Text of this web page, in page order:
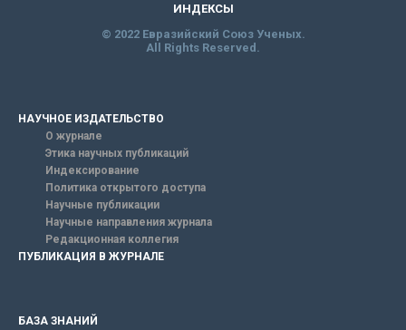
ИНДЕКСЫ
© 2022 Евразийский Союз Ученых.
All Rights Reserved.
НАУЧНОЕ ИЗДАТЕЛЬСТВО
О журнале
Этика научных публикаций
Индексирование
Политика открытого доступа
Научные публикации
Научные направления журнала
Редакционная коллегия
ПУБЛИКАЦИЯ В ЖУРНАЛЕ
БАЗА ЗНАНИЙ